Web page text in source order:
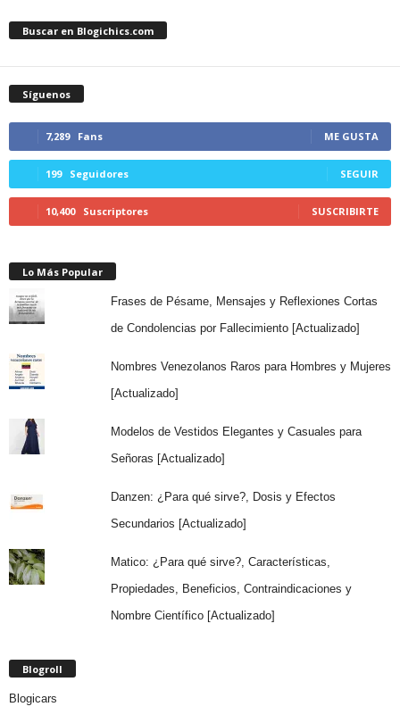
Buscar en Blogichics.com
Síguenos
7,289 Fans ME GUSTA
199 Seguidores SEGUIR
10,400 Suscriptores SUSCRIBIRTE
Lo Más Popular
Frases de Pésame, Mensajes y Reflexiones Cortas
de Condolencias por Fallecimiento [Actualizado]
Nombres Venezolanos Raros para Hombres y Mujeres
[Actualizado]
Modelos de Vestidos Elegantes y Casuales para
Señoras [Actualizado]
Danzen: ¿Para qué sirve?, Dosis y Efectos
Secundarios [Actualizado]
Matico: ¿Para qué sirve?, Características,
Propiedades, Beneficios, Contraindicaciones y
Nombre Científico [Actualizado]
Blogroll
Blogicars